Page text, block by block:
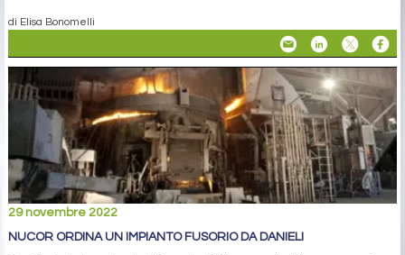
di Elisa Bonomelli
29 novembre 2022
NUCOR ORDINA UN IMPIANTO FUSORIO DA DANIELI